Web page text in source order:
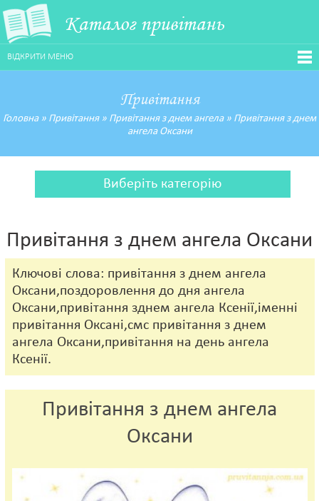
Каталог привітань
ВІДКРИТИ МЕНЮ
Привітання
Головна» Привітання» Привітання з днем ангела» Привітання з днем
ангела Оксани
Виберіть категорію
Привітання з днем ангела Оксани
Ключові слова: привітання з днем ангела
Оксани,поздоровлення до дня ангела
Оксани,привітання зднем ангела Ксенії,іменні
привітання Оксані,смс привітання з днем
ангела Оксани,привітання на день ангела
Ксенії.
Привітання з днем ангела
Оксани